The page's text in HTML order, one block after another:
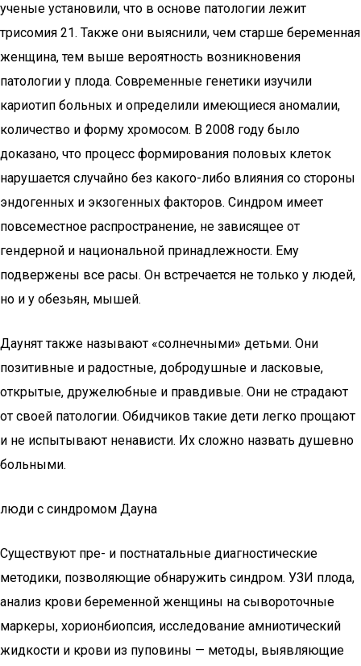
ученые установили, что в основе патологии лежит
трисомия 21. Также они выяснили, чем старше беременная
женщина, тем выше вероятность возникновения
патологии у плода. Современные генетики изучили
кариотип больных и определили имеющиеся аномалии,
количество и форму хромосом. В 2008 году было
доказано, что процесс формирования половых клеток
нарушается случайно без какого-либо влияния со стороны
эндогенных и экзогенных факторов. Синдром имеет
повсеместное распространение, не зависящее от
гендерной и национальной принадлежности. Ему
подвержены все расы. Он встречается не только у людей,
но и у обезьян, мышей.
Даунят также называют «солнечными» детьми. Они
позитивные и радостные, добродушные и ласковые,
открытые, дружелюбные и правдивые. Они не страдают
от своей патологии. Обидчиков такие дети легко прощают
и не испытывают ненависти. Их сложно назвать душевно
больными.
люди с синдромом Дауна
Существуют пре- и постнатальные диагностические
методики, позволяющие обнаружить синдром. УЗИ плода,
анализ крови беременной женщины на сывороточные
маркеры, хорионбиопсия, исследование амниотический
жидкости и крови из пуповины — методы, выявляющие